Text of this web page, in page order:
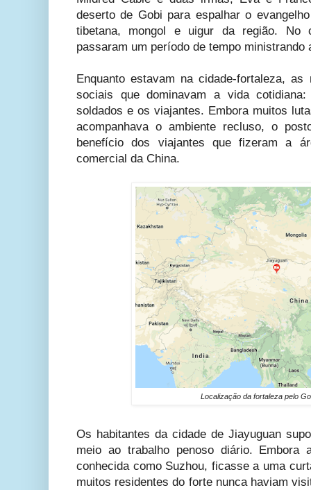
deserto de Gobi para espalhar o
tibetana, mongol e uigur da região. No
passaram um período de tempo ministrando
Enquanto estavam na cidade-fortaleza,
sociais que dominavam a vida
soldados e os viajantes. Embora muitos
acompanhava o ambiente recluso, o
benefício dos viajantes que fizeram a
comercial da China.
Localização da fortaleza pelo
Os habitantes da cidade de Jiayuguan
meio ao trabalho penoso diário. Embora
conhecida como Suzhou, ficasse a uma
muitos residentes do forte nunca haviam